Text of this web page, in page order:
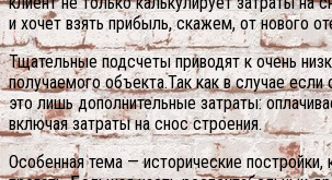
и хочет взять прибыль, скажем, от нового
Тщательные подсчеты приводят к очень
получаемого объекта.Так как в случае если
это лишь дополнительные затраты:
включая затраты на снос строения.
Особенная тема — исторические постройки,